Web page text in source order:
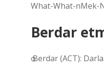
What-What-nMek-
Berdar
ѻ Berdar (ACT):